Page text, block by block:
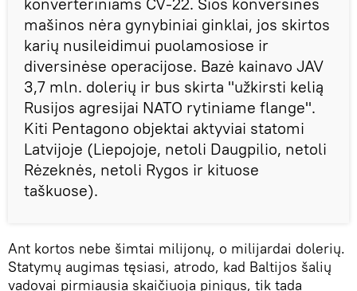
mašinos nėra gynybiniai ginklai, jos skirtos
karių nusileidimui puolamosiose ir
diversinėse operacijose. Bazė kainavo JAV
3,7 mln. dolerių ir bus skirta "užkirsti kelią
Rusijos agresijai NATO rytiniame flange".
Kiti Pentagono objektai aktyviai statomi
Latvijoje (Liepojoje, netoli Daugpilio, netoli
Rėzeknės, netoli Rygos ir kituose
taškuose).
Ant kortos nebe šimtai milijonų, o milijardai dolerių.
Statymų augimas tęsiasi, atrodo, kad Baltijos šalių
vadovai pirmiausia skaičiuoja pinigus, tik tada